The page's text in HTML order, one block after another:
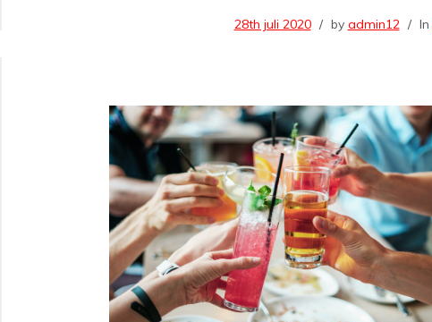
28th juli 2020 by admin12 In